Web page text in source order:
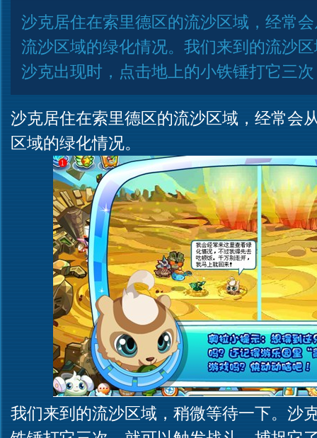
沙克居住在索里德区的流沙区域，经常
流沙区域的绿化情况。我们来到的流沙
沙克出现时，点击地上的小铁锤打它三
沙克居住在索里德区的流沙区域，经常会
区域的绿化情况。
我们来到的流沙区域，稍微等待一下。沙